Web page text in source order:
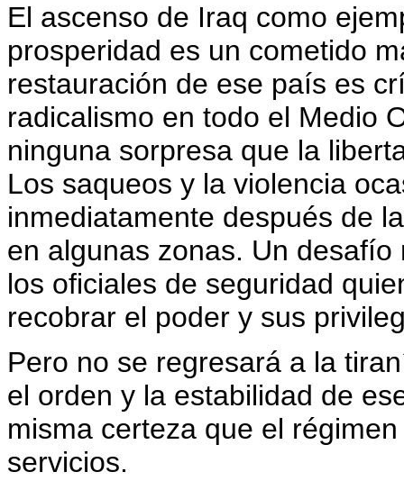
El ascenso de Iraq como
prosperidad es un cometido
restauración de ese país es
radicalismo en todo el Medio
ninguna sorpresa que la
Los saqueos y la violencia
inmediatamente después de
en algunas zonas. Un
los oficiales de seguridad
recobrar el poder y sus
Pero no se regresará a la
el orden y la estabilidad de
misma certeza que el
servicios.